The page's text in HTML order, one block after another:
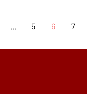
... 5 6 7